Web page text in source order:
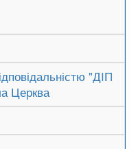
"ДІП
Церква